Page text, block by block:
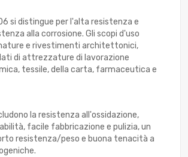
si distingue per l'alta resistenza e
alla corrosione. Gli scopi d'uso
e rivestimenti architettonici,
di attrezzature di lavorazione
tessile, della carta, farmaceutica e
la resistenza all'ossidazione,
facile fabbricazione e pulizia, un
resistenza/peso e buona tenacità a